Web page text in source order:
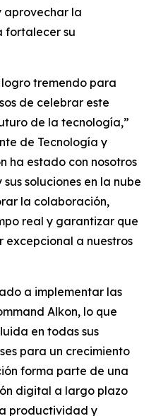
aprovechar la
fortalecer su
logro tremendo para
de celebrar este
de la tecnología,”
de Tecnología y
ha estado con nosotros
soluciones en la nube
la colaboración,
real y garantizar que
excepcional a nuestros
a implementar las
Alkon, lo que
en todas sus
para un crecimiento
forma parte de una
digital a largo plazo
productividad y